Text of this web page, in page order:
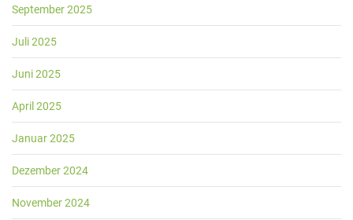
September 2025
Juli 2025
Juni 2025
April 2025
Januar 2025
Dezember 2024
November 2024